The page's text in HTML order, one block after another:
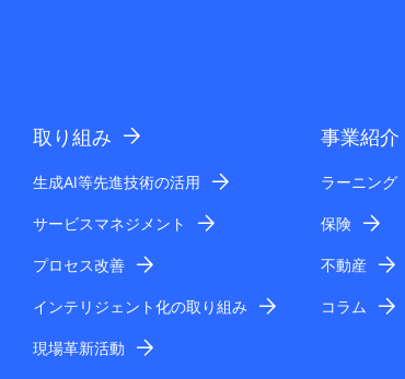
取り組み
生成AI等先進技術の活用
サービスマネジメント
プロセス改善
インテリジェント化の取り組み
現場革新活動
事業紹介
ラーニング
保険
不動産
コラム